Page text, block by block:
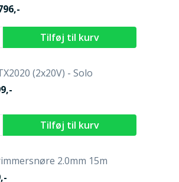
(2x20V) - Solo
2.0mm 15m